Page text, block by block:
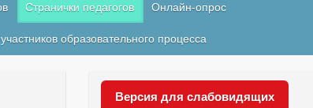
Странички педагогов Онлайн-опрос
образовательного процесса
Версия для слабовидящих